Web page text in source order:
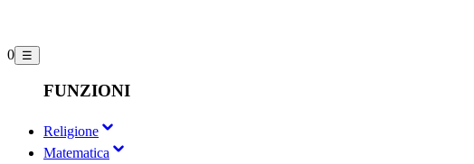
0 ☰
FUNZIONI
Religione
Matematica